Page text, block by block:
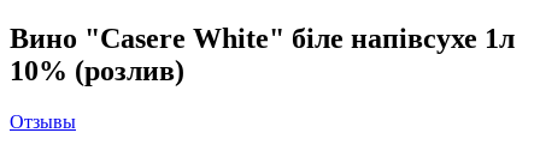
Вино "Casere White" біле напівсухе 1л
10% (розлив)
Отзывы